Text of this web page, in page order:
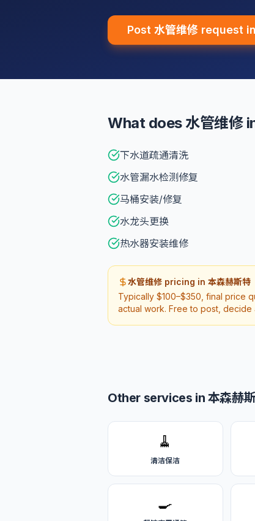
Post 水管维修 request
What does 水管维修
下水道疏通清洗
水管漏水检测修复
马桶安装/修复
水龙头更换
热水器安装维修
水管维修 pricing in 本森赫斯特
Typically $100–$350, final price
actual work. Free to post,
Other services in 本森赫
🧹
清洁保洁
🍳